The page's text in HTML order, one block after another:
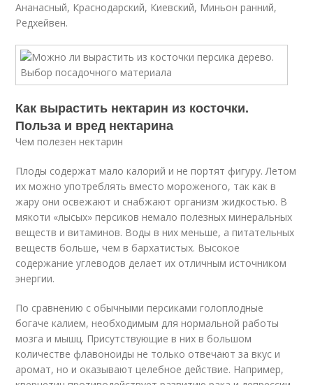
Ананасный, Краснодарский, Киевский, Миньон ранний,
Редхейвен.
Как вырастить нектарин из косточки.
Польза и вред нектарина
Чем полезен нектарин
Плоды содержат мало калорий и не портят фигуру. Летом
их можно употреблять вместо мороженого, так как в
жару они освежают и снабжают организм жидкостью. В
мякоти «лысых» персиков немало полезных минеральных
веществ и витаминов. Воды в них меньше, а питательных
веществ больше, чем в бархатистых. Высокое
содержание углеводов делает их отличным источником
энергии.
По сравнению с обычными персиками голоплодные
богаче калием, необходимым для нормальной работы
мозга и мышц. Присутствующие в них в большом
количестве флавоноиды не только отвечают за вкус и
аромат, но и оказывают целебное действие. Например,